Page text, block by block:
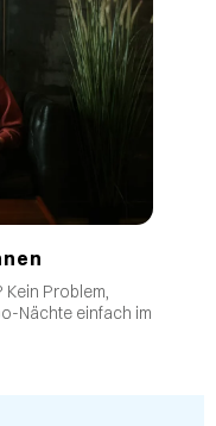
Problem,
Nächte einfach im